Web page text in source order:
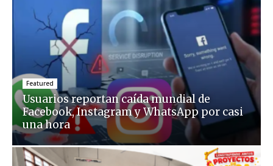
Featured
Usuarios reportan caída mundial de
Facebook, Instagram y WhatsApp por casi
una hora